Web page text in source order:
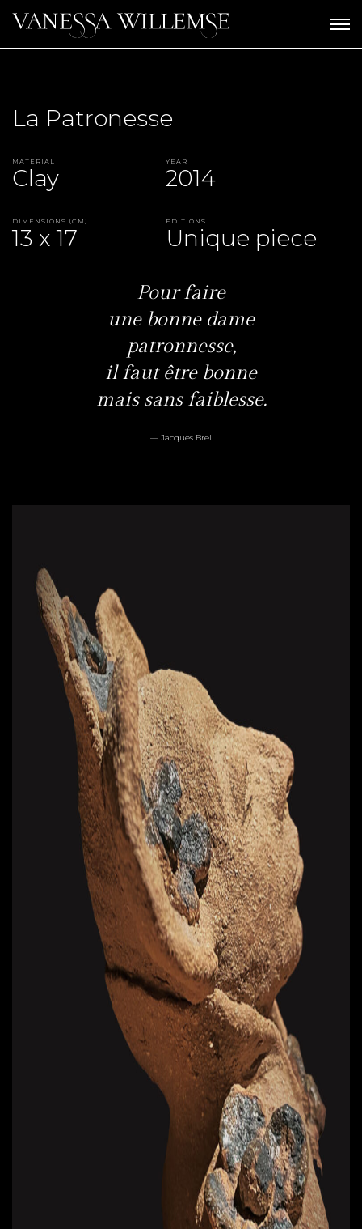
La Patronesse
Material
Clay
Year
2014
Dimensions (CM)
13 x 17
Editions
Unique piece
Pour faire
une bonne dame
patronnesse,
il faut être bonne
mais sans faiblesse.
— Jacques Brel